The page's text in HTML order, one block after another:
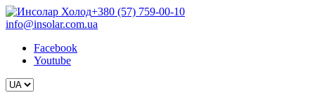
+380 (57) 759-00-10
info@insolar.com.ua
Facebook
Youtube